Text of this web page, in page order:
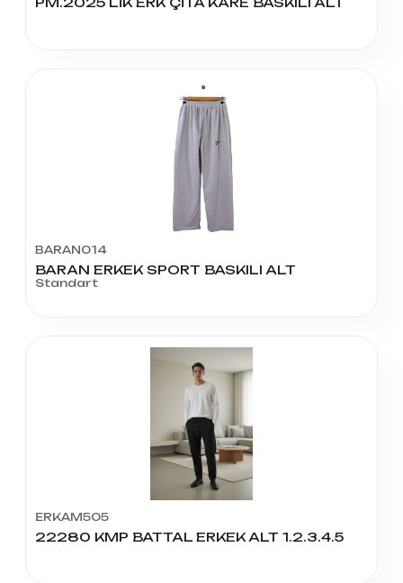
BARAN014
BARAN ERKEK SPORT BASKILI ALT
Standart
ERKAM505
22280 KMP BATTAL ERKEK ALT 1.2.3.4.5